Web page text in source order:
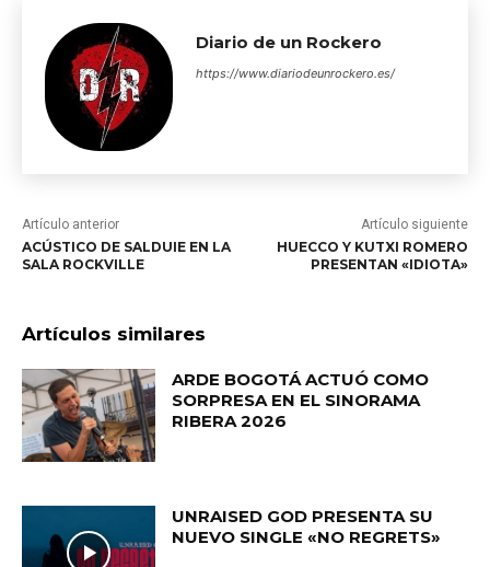
Diario de un Rockero
https://www.diariodeunrockero.es/
Artículo anterior
ACÚSTICO DE SALDUIE EN LA
SALA ROCKVILLE
Artículo siguiente
HUECCO Y KUTXI ROMERO
PRESENTAN «IDIOTA»
Artículos similares
ARDE BOGOTÁ ACTUÓ COMO
SORPRESA EN EL SINORAMA
RIBERA 2026
UNRAISED GOD PRESENTA SU
NUEVO SINGLE «NO REGRETS»